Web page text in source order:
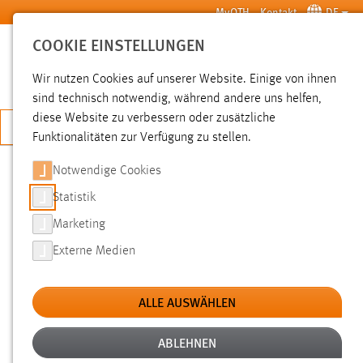
Zum Hauptinhalt springen MyOTH Kontakt DE
SUCHE
JETZT BEWERBEN
SUCHE
FILTER
Typ
Erstellungsdatum
COOKIE EINSTELLUNGEN
Wir nutzen Cookies auf unserer Website. Einige von ihnen
sind technisch notwendig, während andere uns helfen,
diese Website zu verbessern oder zusätzliche
Funktionalitäten zur Verfügung zu stellen.
Notwendige Cookies
Statistik
Marketing
Externe Medien
ALLE AUSWÄHLEN
ABLEHNEN